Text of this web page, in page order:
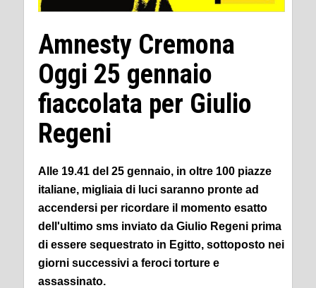
Amnesty Cremona
Oggi 25 gennaio
fiaccolata per Giulio
Regeni
Alle 19.41 del 25 gennaio, in oltre 100 piazze
italiane, migliaia di luci saranno pronte ad
accendersi per ricordare il momento esatto
dell'ultimo sms inviato da Giulio Regeni prima
di essere sequestrato in Egitto, sottoposto nei
giorni successivi a feroci torture e
assassinato.